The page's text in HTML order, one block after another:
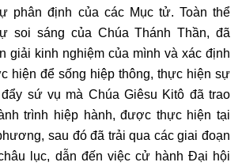
phân định của các Mục tử. Toàn thể
soi sáng của Chúa Thánh Thần, đã
giải kinh nghiệm của mình và xác định
hiện để sống hiệp thông, thực hiện sự
sứ vụ mà Chúa Giêsu Kitô đã trao
trình hiệp hành, được thực hiện tại
sau đó đã trải qua các giai đoạn
lục, dẫn đến việc cử hành Đại hội